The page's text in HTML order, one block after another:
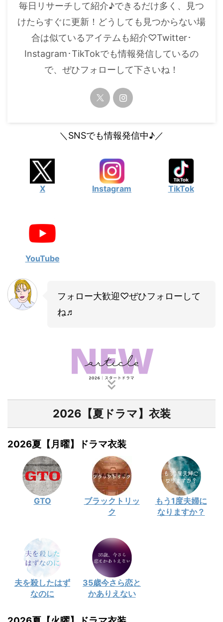
女子アナ衣装
・バラエティ番組衣裳
毎日リサーチして紹介♪できるだけ多く、見つ
けたらすぐに更新！どうしても見つからない場
合は似ているアイテムも紹介♡Twitter･
Instagram･TikTokでも情報発信しているの
で、ぜひフォローして下さいね！
＼SNSでも情報発信中♪／
X Instagram TikTok
YouTube
フォロー大歓迎♡ぜひフォローして
ね♬
2026【夏ドラマ】衣装
2026夏【月曜】ドラマ衣装
GTO
ブラックトリッ
ク
もう1度夫婦に
なりますか？
夫を殺したはず
なのに
35歳今さら恋と
かありえない